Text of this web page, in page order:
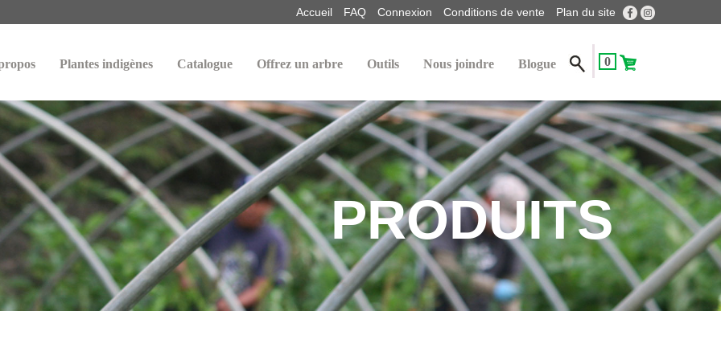
Accueil FAQ Connexion Conditions de vente Plan du site
Plantes indigènes Catalogue Offrez un arbre Outils Nous joindre Blogue 0
PRODUITS